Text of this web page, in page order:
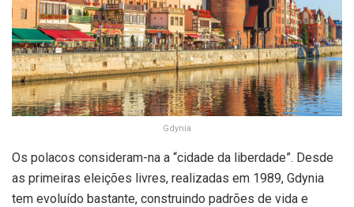
Gdynia
Os polacos consideram-na a “cidade da liberdade”. Desde
as primeiras eleições livres, realizadas em 1989, Gdynia
tem evoluído bastante, construindo padrões de vida e